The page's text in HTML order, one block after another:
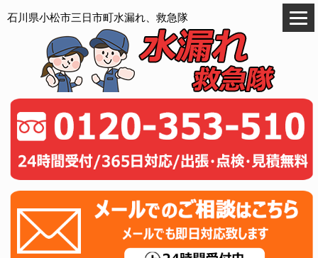
石川県小松市三日市町水漏れ、救急隊